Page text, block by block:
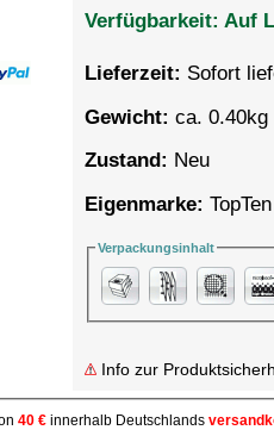
Verfügbarkeit: Auf
Lieferzeit: Sofort
Gewicht: ca. 0.40kg
Zustand: Neu
Eigenmarke: TopTen
Verpackungsinhalt
Info zur
40 € innerhalb Deutschlands